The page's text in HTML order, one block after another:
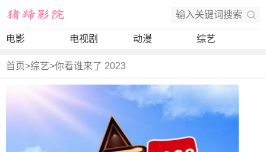
电影 电视剧 动漫 综艺
首页>综艺>你看谁来了 2023